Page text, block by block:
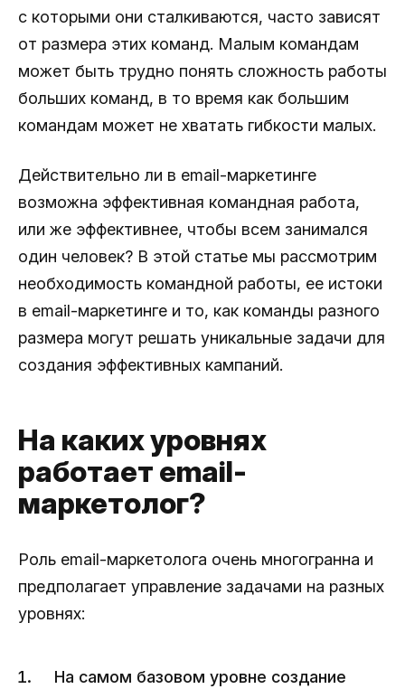
с которыми они сталкиваются, часто зависят
от размера этих команд. Малым командам
может быть трудно понять сложность работы
больших команд, в то время как большим
командам может не хватать гибкости малых.
Действительно ли в email-маркетинге
возможна эффективная командная работа,
или же эффективнее, чтобы всем занимался
один человек? В этой статье мы рассмотрим
необходимость командной работы, ее истоки
в email-маркетинге и то, как команды разного
размера могут решать уникальные задачи для
создания эффективных кампаний.
На каких уровнях
работает email-
маркетолог?
Роль email-маркетолога очень многогранна и
предполагает управление задачами на разных
уровнях:
На самом базовом уровне создание